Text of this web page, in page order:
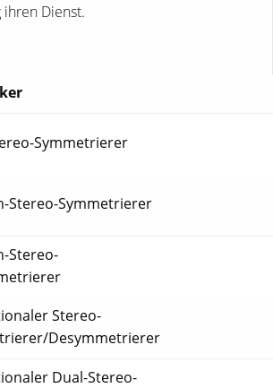
ihren Dienst.
Symmetrierer
Stereo-Symmetrierer
Stereo-
Stereo-
Desymmetrierer
Dual-Stereo-